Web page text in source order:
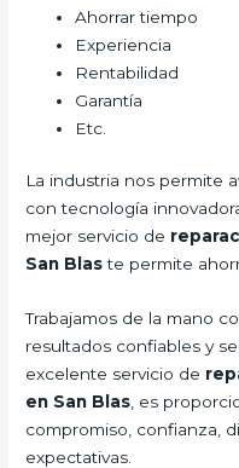
Ahorrar tiempo
Experiencia
Rentabilidad
Garantía
Etc.
La industria nos permite
con tecnología
mejor servicio de
San Blaste permite
Trabajamos de la mano
resultados confiables y
excelente servicio de
en San Blas , es
compromiso, confianza,
expectativas.